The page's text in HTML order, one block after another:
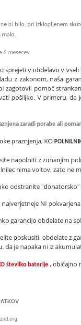
bi bilo, pri izklopljenem
malo.
6 mesecev.
sprejeti v obdelavo v
z zakonom, naša
zagotovil pomoč
pošiljko. V primeru,
zaradi porabe ali
praznjenja, KO
napolniti z zunanjim
nima voltov, zato ne
odstranite
najverjetneje NI
garancijo obdelate na
poskusiti, obdelate z
da je napaka ni iz
številko baterije , običajno